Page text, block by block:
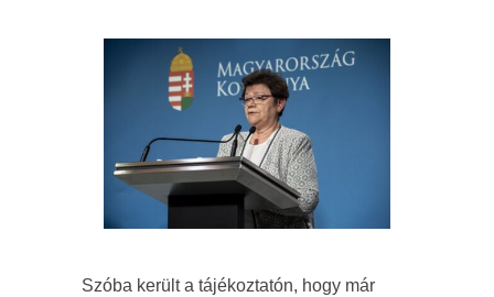
Szóba került a tájékoztatón, hogy már